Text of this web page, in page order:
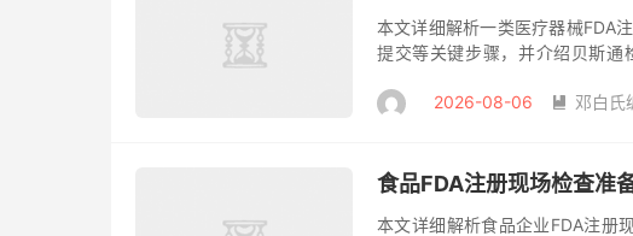
本文详细解析一类医疗器械FDA
提交等关键步骤，并介绍贝斯通
械...
2026-08-06  邓白氏
食品FDA注册现场检查准
本文详细解析食品企业FDA注册